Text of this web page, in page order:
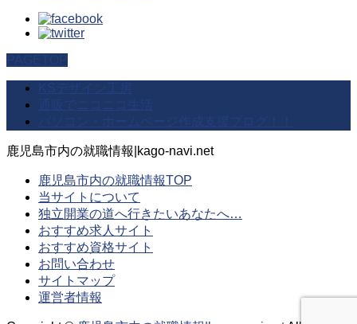
PAGETOP
KSデザイン工房
通販でニコニコ生活
パソコン・ホームページ作成支援ブログ！！
鹿児島市内の就職情報|kago-navi.net
鹿児島市内の就職情報TOP
当サイトについて
独立開業の道へ行きたいあなたへ…
おすすめ求人サイト
おすすめ資格サイト
お問い合わせ
サイトマップ
運営者情報